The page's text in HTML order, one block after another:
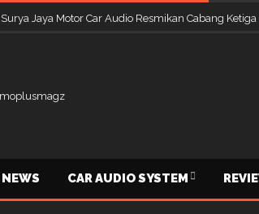
Surya Jaya Motor Car Audio Resmikan Cabang
NEWS CAR AUDIO SYSTEM